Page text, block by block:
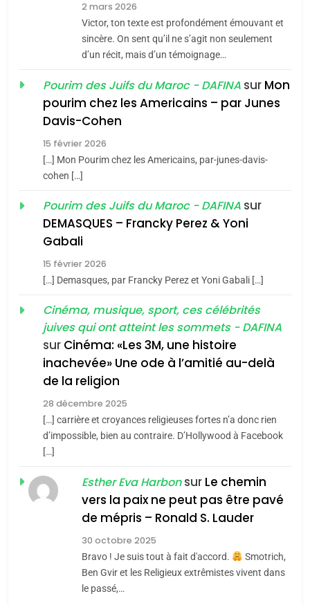
Maroc : Les amandes de
Tafraout, le miel de Tadla
Azilal consacrés produits
du terroir
DAFINA MAROC
Oeil ravageur – Vanessa
De Loya Stauber
«Tu dis génocide, je dis
guerre»: La nouvelle
Tout sur la Nostalgie
SOUVENIRS
l’alliance pourrait
s’étendre à 13 pays
d’Amérique latine
ISRAÉL JUDAISME
2025, l’année la plus
meurtrière selon le
rapport d’ADL contre
l’antisémitisme
FRANCE ISRAÉL
FIÈRE, DIGNE ET RÉSILIENTE :
POURQUOI JE REVENDIQUE
2 mars 2026
Victor, ton texte est profondément émouvant et
sincère. On sent qu’il ne s’agit non seulement
d’un récit, mais d’un témoignage…
Pourim des Juifs du Maroc - DAFINA sur Mon
pourim chez les Americains – par Junes
Davis-Cohen
15 février 2026
[…] Mon Pourim chez les Americains, par-junes-davis-
cohen […]
Pourim des Juifs du Maroc - DAFINA sur
DEMASQUES – Francky Perez & Yoni
Gabali
15 février 2026
[…] Demasques, par Francky Perez et Yoni Gabali […]
Cinéma, musique, sport, ces célébrités
juives qui ont atteint les sommets - DAFINA
sur Cinéma: «Les 3M, une histoire
inachevée» Une ode à l’amitié au-delà
de la religion
28 décembre 2025
[…] carrière et croyances religieuses fortes n’a donc rien
d’impossible, bien au contraire. D’Hollywood à Facebook
[…]
Esther Eva Harbonsur Le chemin
vers la paix ne peut pas être pavé
de mépris – Ronald S. Lauder
30 octobre 2025
Bravo ! Je suis tout à fait d'accord.
Smotrich,
Ben Gvir et les Religieux extrêmistes vivent dans
le passé,…